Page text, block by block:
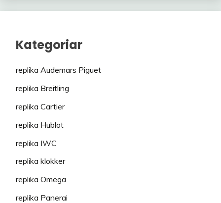
Kategoriar
replika Audemars Piguet
replika Breitling
replika Cartier
replika Hublot
replika IWC
replika klokker
replika Omega
replika Panerai